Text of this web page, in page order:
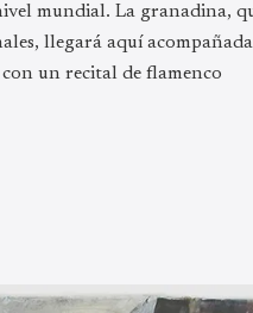
mundial. La granadina,
llegará aquí acompañada
un recital de flamenco